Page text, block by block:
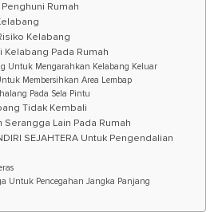
Rumah
Kelabang
Pada Rumah
Untuk Mengarahkan Kelabang Keluar
Membersihkan Area Lembap
Pada Sela Pintu
Tidak Kembali
Lain Pada Rumah
SEJAHTERA Untuk Pengendalian
Untuk Pencegahan Jangka Panjang